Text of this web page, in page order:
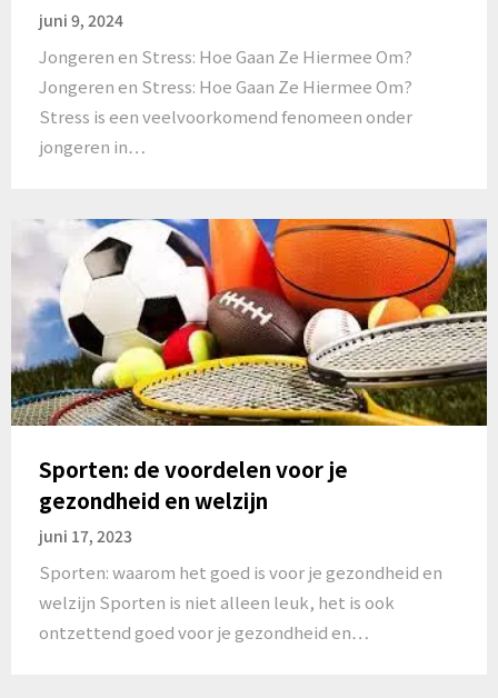
juni 9, 2024
Jongeren en Stress: Hoe Gaan Ze Hiermee Om?
Jongeren en Stress: Hoe Gaan Ze Hiermee Om?
Stress is een veelvoorkomend fenomeen onder
jongeren in…
Sporten: de voordelen voor je
gezondheid en welzijn
juni 17, 2023
Sporten: waarom het goed is voor je gezondheid en
welzijn Sporten is niet alleen leuk, het is ook
ontzettend goed voor je gezondheid en…